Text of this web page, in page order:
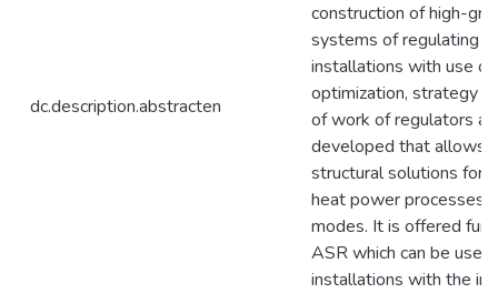
dc.description.abstracten
construction of high-
systems of regulating
installations with use
optimization, strategy
of work of regulators
developed that allows
structural solutions for
heat power processes
modes. It is offered
ASR which can be
installations with the